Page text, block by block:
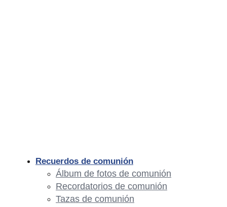
Recuerdos de comunión
Álbum de fotos de comunión
Recordatorios de comunión
Tazas de comunión